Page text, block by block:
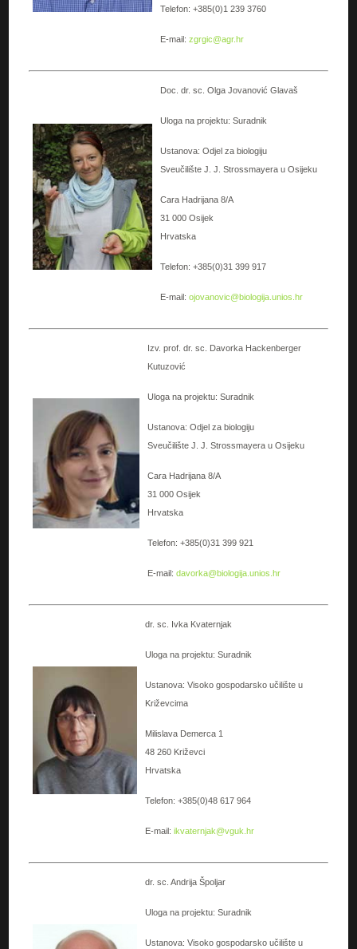
Telefon: +385(0)1 239 3760
E-mail:zgrgic@agr.hr
Doc. dr. sc. Olga Jovanović Glavaš
Uloga na projektu: Suradnik
Ustanova: Odjel za biologiju
Sveučilište J. J. Strossmayera u Osijeku
Cara Hadrijana 8/A
31 000 Osijek
Hrvatska
Telefon: +385(0)31 399 917
E-mail:ojovanovic@biologija.unios.hr
Izv. prof. dr. sc. Davorka Hackenberger
Kutuzović
Uloga na projektu: Suradnik
Ustanova: Odjel za biologiju
Sveučilište J. J. Strossmayera u Osijeku
Cara Hadrijana 8/A
31 000 Osijek
Hrvatska
Telefon: +385(0)31 399 921
E-mail:davorka@biologija.unios.hr
dr. sc. Ivka Kvaternjak
Uloga na projektu: Suradnik
Ustanova: Visoko gospodarsko učilište u
Križevcima
Milislava Demerca 1
48 260 Križevci
Hrvatska
Telefon: +385(0)48 617 964
E-mail:ikvaternjak@vguk.hr
dr. sc. Andrija Špoljar
Uloga na projektu: Suradnik
Ustanova: Visoko gospodarsko učilište u